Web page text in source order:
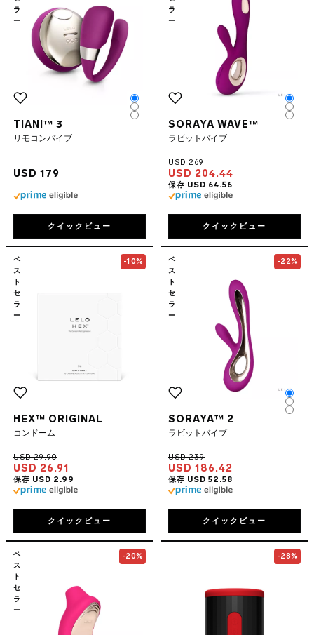
ラ
ー
TIANI™ 3
リモコンバイブ
USD 179
Color
Color
Color
クイックビュー
ラ
ー
SORAYA WAVE™
ラビットバイブ
USD 204.44
クイックビュー
Go to theHEX™ Original
ベ
ス
ト
セ
ラ
ー
-10%
HEX™ ORIGINAL
コンドーム
USD 26.91
クイックビュー
Go to the
ベ
ス
ト
セ
ラ
ー
-22%
SORAYA™ 2
ラビットバイブ
USD 186.42
クイックビュー
Go to theSONA™ 2 Cruise
ベ
ス
ト
セ
ラ
ー
-20% Go to the-28%